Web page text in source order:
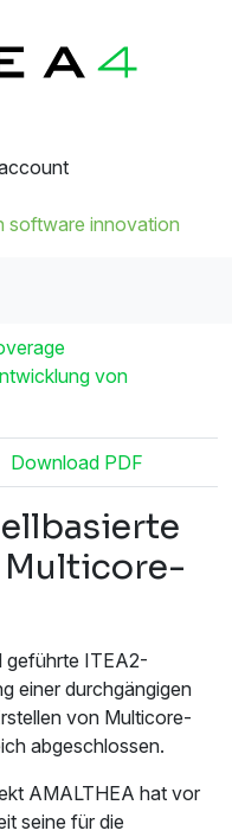
software innovation
von
Download PDF
Multicore-
geführte ITEA2-
einer durchgängigen
von Multicore-
abgeschlossen.
AMALTHEA hat vor
seine für die